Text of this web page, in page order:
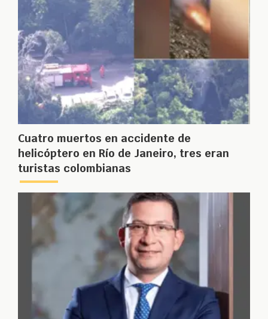
Cuatro muertos en accidente de
helicóptero en Río de Janeiro, tres eran
turistas colombianas